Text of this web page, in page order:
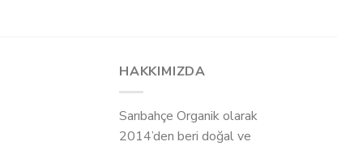
HAKKIMIZDA
Sarıbahçe Organik olarak
2014’den beri doğal ve